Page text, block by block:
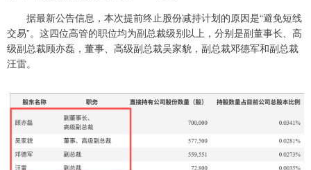
据最新公告信息，本次提前终止股份减持计划的原因是“避免短线
交易”。这四位高管的职位均为副总裁级别以上，分别是副董事长、高
级副总裁顾亦磊，董事、高级副总裁吴家貌，副总裁邓德军和副总裁
汪雷。